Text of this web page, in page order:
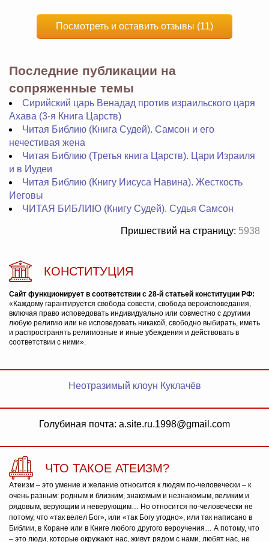
Посмотреть и оставить отзывы (11)
Последние публикации на
сопряженные темы
Сирийский царь Венадад против израильского царя
Ахава (3-я Книга Царств)
Читая Библию (Книга Судей). Самсон и его
нечестивая жена
Читая Библию (Третья книга Царств). Цари Израиля
и в Иудеи
Читая Библию (Книгу Иисуса Навина). Жесткость
Иеговы
ЧИТАЯ БИБЛИЮ (Книгу Судей). Судья Самсон
Пришествий на страницу: 5938
КОНСТИТУЦИЯ
Сайт функционирует в соответствии с 28-й статьей конституции РФ:
«Каждому гарантируется свобода совести, свобода вероисповедания,
включая право исповедовать индивидуально или совместно с другими
любую религию или не исповедовать никакой, свободно выбирать, иметь
и распространять религиозные и иные убеждения и действовать в
соответствии с ними».
Неотразимый клоун Куклачёв
Голубиная почта: a.site.ru.1998@gmail.com
ЧТО ТАКОЕ АТЕИЗМ?
Атеизм – это умение и желание относится к людям по-человечески – к
очень разным: родным и близким, знакомым и незнакомым, великим и
рядовым, верующим и неверующим… Но относится по-человечески не
потому, что «так велел Бог», или «так Богу угодно», или так написано в
Библии, в Коране или в Книге любого другого вероучения… А потому, что
– это люди, которые окружают нас, живут рядом с нами, любят нас, не